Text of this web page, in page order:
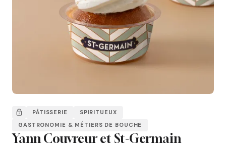
PÂTISSERIE
SPIRITUEUX
GASTRONOMIE & MÉTIERS DE BOUCHE
Yann Couvreur et St-Germain